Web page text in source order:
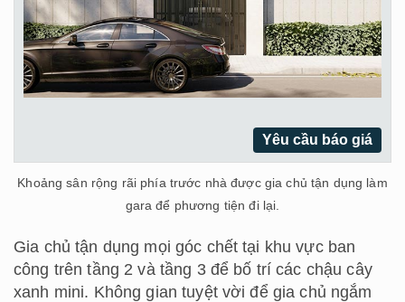
Yêu cầu báo giá
Khoảng sân rộng rãi phía trước nhà được gia chủ tận dụng làm
gara để phương tiện đi lại.
Gia chủ tận dụng mọi góc chết tại khu vực ban
công trên tầng 2 và tầng 3 để bố trí các chậu cây
xanh mini. Không gian tuyệt vời để gia chủ ngắm